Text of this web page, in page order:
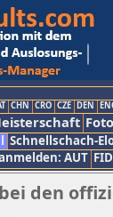
CHN CRO CZE DEN
Schnellschach-
AUT
den